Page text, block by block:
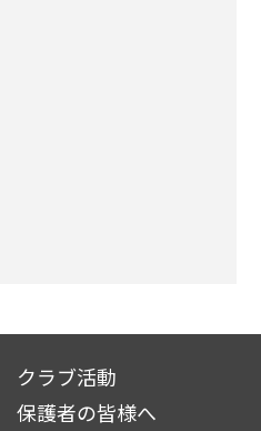
クラブ活動
保護者の皆様へ